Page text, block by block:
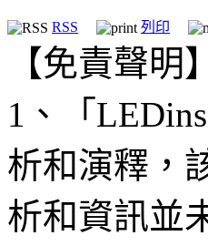
RSS 列印
【免責聲明】
1、「
析和演釋，
析和資訊並